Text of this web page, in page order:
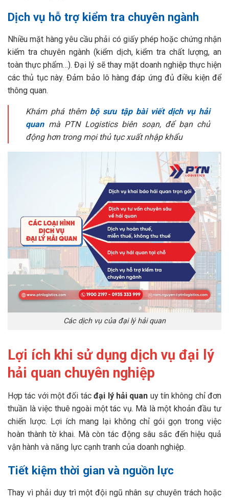
Dịch vụ hỗ trợ kiểm tra chuyên ngành
Nhiều mặt hàng yêu cầu phải có giấy phép hoặc chứng nhận
kiểm tra chuyên ngành (kiểm dịch, kiểm tra chất lượng, an
toàn thực phẩm…). Đại lý sẽ thay mặt doanh nghiệp thực hiện
các thủ tục này. Đảm bảo lô hàng đáp ứng đủ điều kiện để
thông quan.
Khám phá thêm bộ sưu tập bài viết dịch vụ hải
quanmà PTN Logistics biên soạn, để bạn chủ
động hơn trong mọi thủ tục xuất nhập khẩu
Các dịch vụ của đại lý hải quan
Lợi ích khi sử dụng dịch vụ đại lý
hải quan chuyên nghiệp
Hợp tác với một đối tácđại lý hải quan uy tín không chỉ đơn
thuần là việc thuê ngoài một tác vụ. Mà là một khoản đầu tư
chiến lược. Lợi ích mang lại không chỉ gói gọn trong việc
hoàn thành tờ khai. Mà còn tác động sâu sắc đến hiệu quả
vận hành và năng lực cạnh tranh của doanh nghiệp.
Tiết kiệm thời gian và nguồn lực
Thay vì phải duy trì một đội ngũ nhân sự chuyên trách hoặc